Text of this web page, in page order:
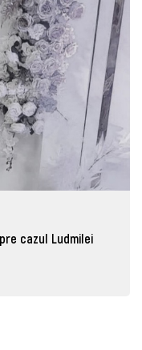
cazul Ludmilei